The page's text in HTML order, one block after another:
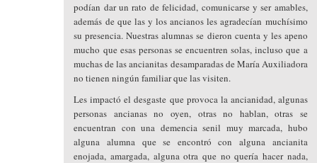
podían dar un rato de felicidad, comunicarse y ser amables,
además de que las y los ancianos les agradecían muchísimo
su presencia. Nuestras alumnas se dieron cuenta y les apeno
mucho que esas personas se encuentren solas, incluso que a
muchas de las ancianitas desamparadas de María Auxiliadora
no tienen ningún familiar que las visiten.
Les impactó el desgaste que provoca la ancianidad, algunas
personas ancianas no oyen, otras no hablan, otras se
encuentran con una demencia senil muy marcada, hubo
alguna alumna que se encontró con alguna ancianita
enojada, amargada, alguna otra que no quería hacer nada,